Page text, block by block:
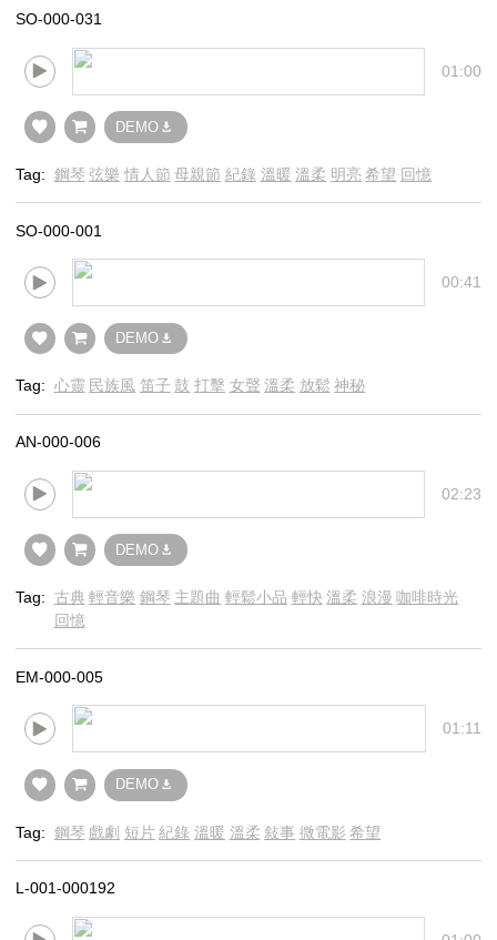
SO-000-031
01:00
DEMO
Tag: 鋼琴 弦樂 情人節 母親節 紀錄 溫暖 溫柔 明亮 希望 回憶
SO-000-001
00:41
DEMO
Tag: 心靈 民族風 笛子 鼓 打擊 女聲 溫柔 放鬆 神秘
AN-000-006
02:23
DEMO
Tag: 古典 輕音樂 鋼琴 主題曲 輕鬆小品 輕快 溫柔 浪漫 咖啡時光
回憶
EM-000-005
01:11
DEMO
Tag: 鋼琴 戲劇 短片 紀錄 溫暖 溫柔 敍事 微電影 希望
L-001-000192